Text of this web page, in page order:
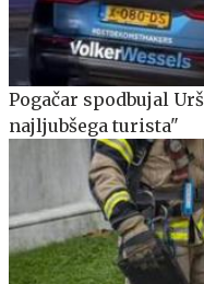
Pogačar spodbujal
najljubšega turista"